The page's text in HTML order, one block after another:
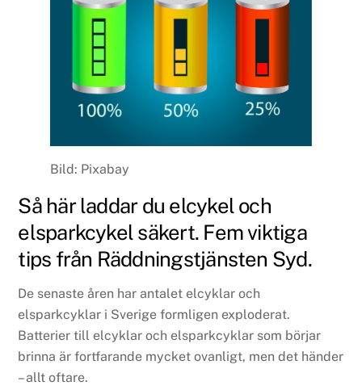
Bild: Pixabay
Så här laddar du elcykel och
elsparkcykel säkert. Fem viktiga
tips från Räddningstjänsten Syd.
De senaste åren har antalet elcyklar och
elsparkcyklar i Sverige formligen exploderat.
Batterier till elcyklar och elsparkcyklar som börjar
brinna är fortfarande mycket ovanligt, men det händer
– allt oftare.